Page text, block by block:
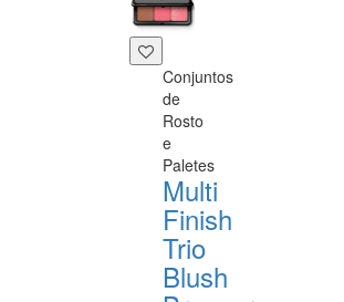
Conjuntos
de
Rosto
e
Paletes
Multi
Finish
Trio
Blush